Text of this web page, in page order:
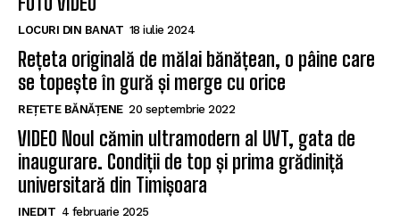
LOCURI DIN BANAT 18 iulie 2024
Rețeta originală de mălai bănățean, o pâine care
se topește în gură și merge cu orice
REȚETE BĂNĂȚENE 20 septembrie 2022
VIDEO Noul cămin ultramodern al UVT, gata de
inaugurare. Condiții de top și prima grădiniță
universitară din Timișoara
INEDIT 4 februarie 2025